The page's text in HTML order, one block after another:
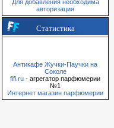
Для добавления необходима
авторизация
Статистика
Антикафе Жучки-Паучки на
Соколе
fifi.ru - агрегатор парфюмерии
№1
Интернет магазин парфюмерии